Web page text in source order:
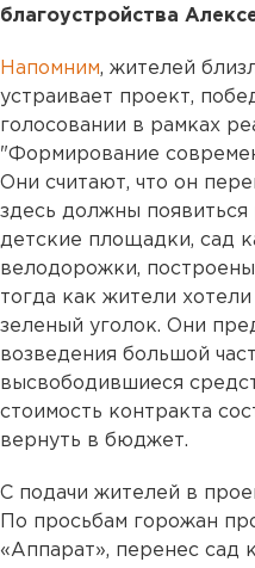
благоустройства
Напомним, жителей
устраивает проект,
голосовании в рамках
"Формирование
Они считают, что он
здесь должны
детские площадки, сад
велодорожки,
тогда как жители
зеленый уголок. Они
возведения большой
высвободившиеся
стоимость контракта
вернуть в бюджет.
С подачи жителей в
По просьбам горожан
«Аппарат», перенес сад